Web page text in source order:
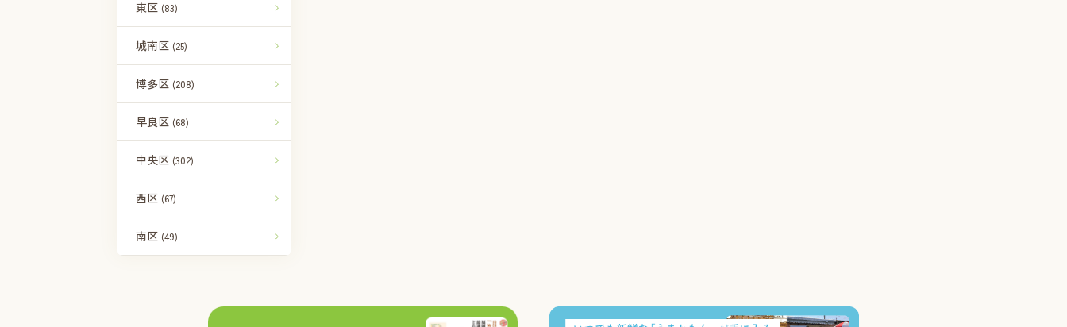
東区 (83)
城南区 (25)
博多区 (208)
早良区 (68)
中央区 (302)
西区 (67)
南区 (49)